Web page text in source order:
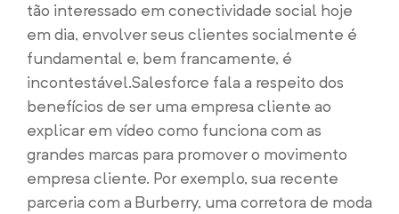
tão interessado em conectividade social hoje
em dia, envolver seus clientes socialmente é
fundamental e, bem francamente, é
incontestável.Salesforce fala a respeito dos
benefícios de ser uma empresa cliente ao
explicar em vídeo como funciona com as
grandes marcas para promover o movimento
empresa cliente. Por exemplo, sua recente
parceria com a Burberry, uma corretora de moda